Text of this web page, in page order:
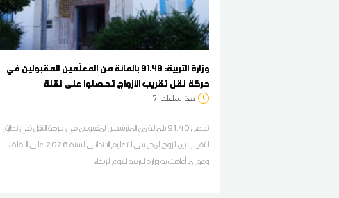
وزارة التربية: 91.40 بالمائة من المعلّمين المقبولين في
حركة نقل تقريب الأزواج تحصلوا على نقلة
منذ ساعات 7
تحصل 91.40 بالمائة من المترشحين المقبولين في حركة النقل في نطاق
التقريب بين الأزواج لمدرسي التعليم الابتدائي لسنة 2026 على النقلة ،
وفق ما أفادت به وزارة التربية اليوم الأربعاء